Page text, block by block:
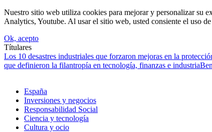
Nuestro sitio web utiliza cookies para mejorar y personalizar su
Analytics, Youtube. Al usar el sitio web, usted consiente el uso
Ok, acepto
Títulares
Los 10 desastres industriales que forzaron mejoras en la
que definieron la filantropía en tecnología, finanzas e industria
España
Inversiones y negocios
Responsabilidad Social
Ciencia y tecnología
Cultura y ocio